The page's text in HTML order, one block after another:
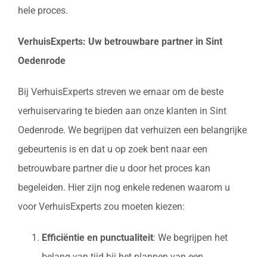
hele proces.
VerhuisExperts: Uw betrouwbare partner in Sint
Oedenrode
Bij VerhuisExperts streven we ernaar om de beste
verhuiservaring te bieden aan onze klanten in Sint
Oedenrode. We begrijpen dat verhuizen een belangrijke
gebeurtenis is en dat u op zoek bent naar een
betrouwbare partner die u door het proces kan
begeleiden. Hier zijn nog enkele redenen waarom u
voor VerhuisExperts zou moeten kiezen:
Efficiëntie en punctualiteit: We begrijpen het